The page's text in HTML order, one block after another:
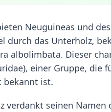
Neuguineas und
durch das Unterholz,
albolimbata. Dieser
einer Gruppe,
bekannt ist.
verdankt seinen